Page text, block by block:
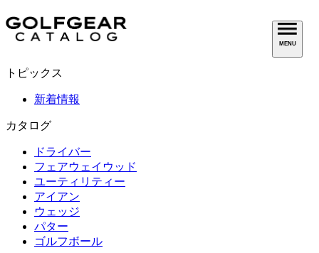
MENU
トピックス
新着情報
カタログ
ドライバー
フェアウェイウッド
ユーティリティー
アイアン
ウェッジ
パター
ゴルフボール